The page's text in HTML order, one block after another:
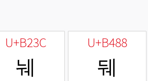
U+B23C
눼
U+B488
뒈